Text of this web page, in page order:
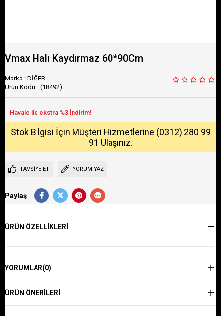
Vmax Halı Kaydırmaz 60*90Cm
Marka : DİĞER
(18492)
Stok Bilgisi İçin Müşteri Hizmetlerine (0312) 280 99
91 Ulaşınız.
TAVSIYE ET YORUM YAZ
Paylaş
ÜRÜN ÖZELLIKLERI
YORUMLAR(0)
ÜRÜN ÖNERILERI